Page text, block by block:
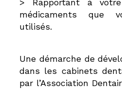
médicaments que
utilisés.
Une démarche de
dans les cabinets
par l’Association